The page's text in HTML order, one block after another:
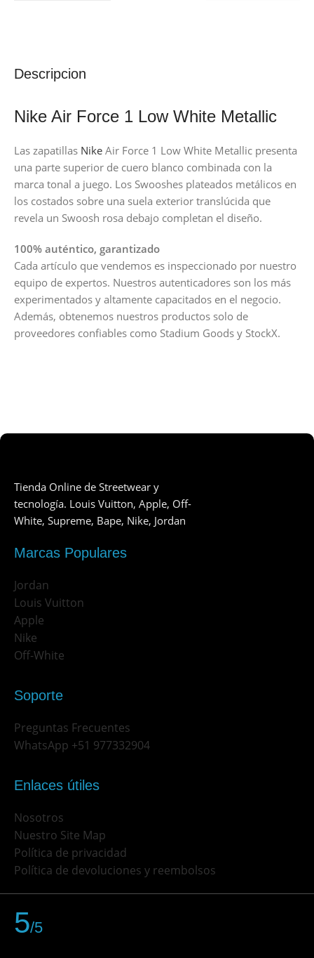
Descripcion
Nike Air Force 1 Low White Metallic
Las zapatillas Nike Air Force 1 Low White Metallic presenta
una parte superior de cuero blanco combinada con la
marca tonal a juego. Los Swooshes plateados metálicos en
los costados sobre una suela exterior translúcida que
revela un Swoosh rosa debajo completan el diseño.
100% auténtico, garantizado
Cada artículo que vendemos es inspeccionado por nuestro
equipo de expertos. Nuestros autenticadores son los más
experimentados y altamente capacitados en el negocio.
Además, obtenemos nuestros productos solo de
proveedores confiables como Stadium Goods y StockX.
Tienda Online de Streetwear y
tecnología. Louis Vuitton, Apple, Off-
White, Supreme, Bape, Nike, Jordan
Marcas Populares
Jordan
Louis Vuitton
Apple
Nike
Off-White
Soporte
Preguntas Frecuentes
WhatsApp +51 977332904
Enlaces útiles
Nosotros
Nuestro Site Map
Política de privacidad
Política de devoluciones y reembolsos
5/5